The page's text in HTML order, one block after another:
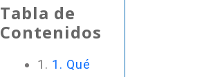
Tabla de
Contenidos
1. Qué